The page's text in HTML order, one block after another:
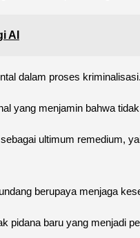
AI
dalam proses kriminalisasi.
yang menjamin bahwa
ultimum remedium,
berupaya menjaga
pidana baru yang menjadi